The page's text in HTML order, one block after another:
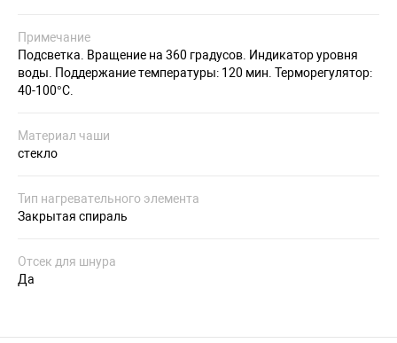
Примечание
Подсветка. Вращение на 360 градусов. Индикатор уровня
воды. Поддержание температуры: 120 мин. Терморегулятор:
40-100°C.
Материал чаши
стекло
Тип нагревательного элемента
Закрытая спираль
Отсек для шнура
Да